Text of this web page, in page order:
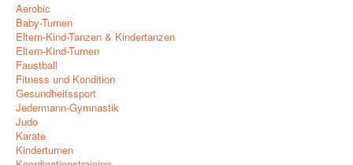
Abteilungen
Links zu Verbänden, Sponsoren und mehr
Trainingsplan
Kontakt
Impressum
Aerobic
Baby-Turnen
Eltern-Kind-Tanzen & Kindertanzen
Eltern-Kind-Turnen
Faustball
Fitness und Kondition
Gesundheitssport
Jedermann-Gymnastik
Judo
Karate
Kinderturnen